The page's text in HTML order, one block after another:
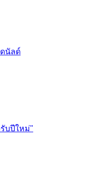
นัลด์
บปีใหม่"